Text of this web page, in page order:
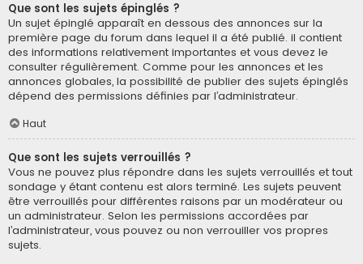
Que sont les sujets épinglés ?
Un sujet épinglé apparaît en dessous des annonces sur la
première page du forum dans lequel il a été publié. il contient
des informations relativement importantes et vous devez le
consulter régulièrement. Comme pour les annonces et les
annonces globales, la possibilité de publier des sujets épinglés
dépend des permissions définies par l’administrateur.
Haut
Que sont les sujets verrouillés ?
Vous ne pouvez plus répondre dans les sujets verrouillés et tout
sondage y étant contenu est alors terminé. Les sujets peuvent
être verrouillés pour différentes raisons par un modérateur ou
un administrateur. Selon les permissions accordées par
l’administrateur, vous pouvez ou non verrouiller vos propres
sujets.